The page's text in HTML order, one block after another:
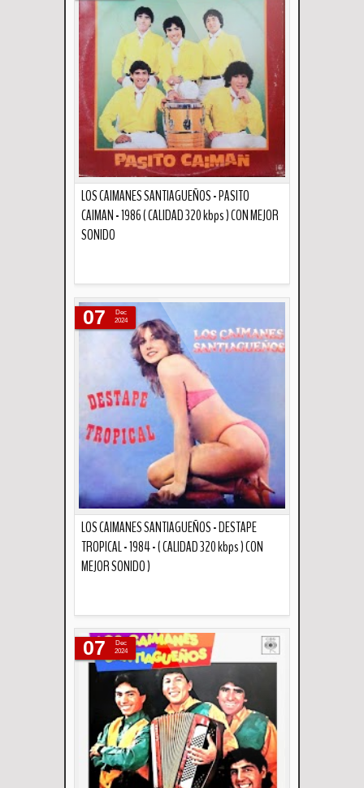
LOS CAIMANES SANTIAGUEÑOS - PASITO
CAIMAN - 1986 ( CALIDAD 320 kbps ) CON MEJOR
SONIDO
LOS CAIMANES SANTIAGUEÑOS - DESTAPE
TROPICAL - 1984 - ( CALIDAD 320 kbps ) CON
MEJOR SONIDO )
07
Dec
2024
07
Dec
2024